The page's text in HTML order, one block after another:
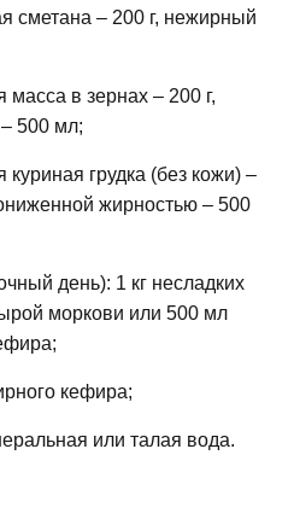
сметана – 200 г, нежирный
в зернах – 200 г,
500 мл;
куриная грудка (без кожи) –
жирностью – 500
день): 1 кг несладких
моркови или 500 мл
кефира;
или талая вода.